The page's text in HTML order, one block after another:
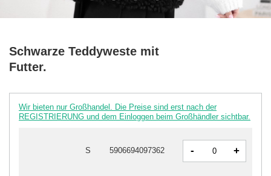
Schwarze Teddyweste mit
Futter.
Wir bieten nur Großhandel. Die Preise sind erst nach der
REGISTRIERUNG und dem Einloggen beim Großhändler sichtbar.
S 5906694097362 - +